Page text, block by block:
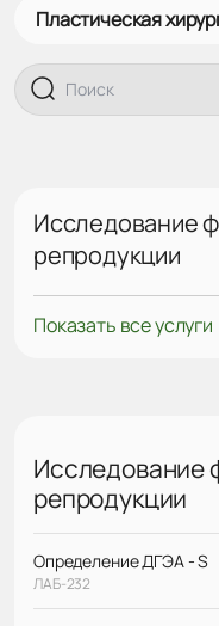
Пластическая
Исследование
репродукции
Показать все услуги
Исследование
репродукции
Определение ДГЭА - S
ЛАБ-232